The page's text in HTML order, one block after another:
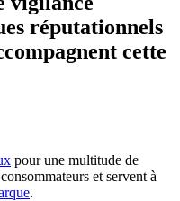
réputationnels
cette
pour une multitude de
et servent à
.